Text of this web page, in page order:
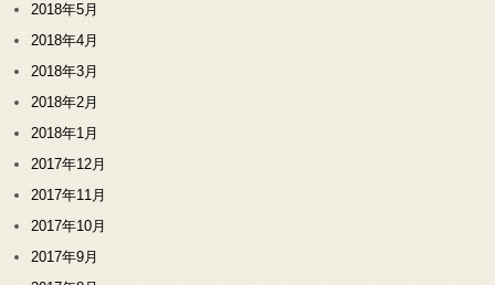
2018年5月
2018年4月
2018年3月
2018年2月
2018年1月
2017年12月
2017年11月
2017年10月
2017年9月